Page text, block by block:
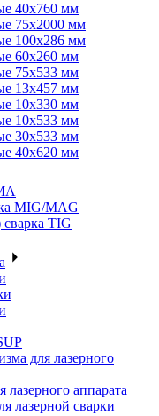
40х760 мм
75х2000 мм
100х286 мм
60х260 мм
75х533 мм
13х457 мм
10х330 мм
10х533 мм
30х533 мм
40х620 мм
MIG/MAG
сварка TIG
для лазерного
аппарата
лазерной сварки